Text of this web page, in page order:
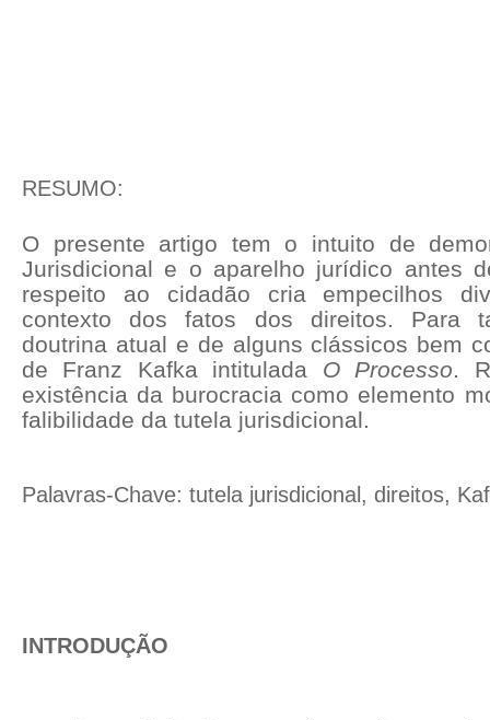
RESUMO:
O presente artigo tem o intuito de
Jurisdicional e o aparelho jurídico antes
respeito ao cidadão cria empecilhos
contexto dos fatos dos direitos. Para
doutrina atual e de alguns clássicos bem
de Franz Kafka intitulada O Processo .
existência da burocracia como elemento
falibilidade da tutela jurisdicional.
Palavras-Chave: tutela jurisdicional, direitos,
INTRODUÇÃO